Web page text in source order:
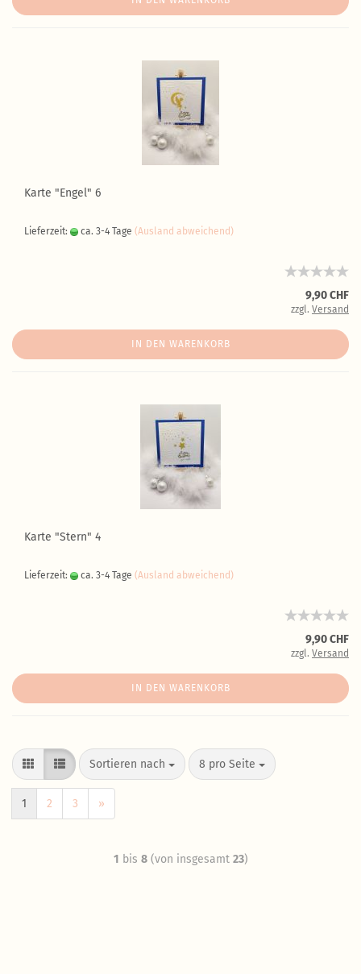
Karte "Engel" 6
Lieferzeit: ca. 3-4 Tage (Ausland abweichend)
9,90 CHF
zzgl. Versand
IN DEN WARENKORB
Karte "Stern" 4
Lieferzeit: ca. 3-4 Tage (Ausland abweichend)
9,90 CHF
zzgl. Versand
IN DEN WARENKORB
Sortieren nach 8 pro Seite
1 2 3 »
1 bis 8(von insgesamt 23)